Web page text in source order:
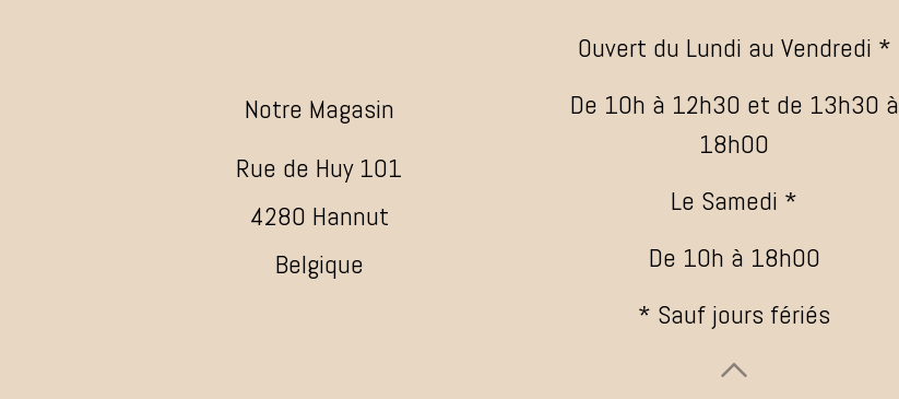
Notre Magasin
Rue de Huy 101
4280 Hannut
Belgique
Ouvert du Lundi au Vendredi *
De 10h à 12h30 et de 13h30 à
18h00
Le Samedi *
De 10h à 18h00
* Sauf jours fériés